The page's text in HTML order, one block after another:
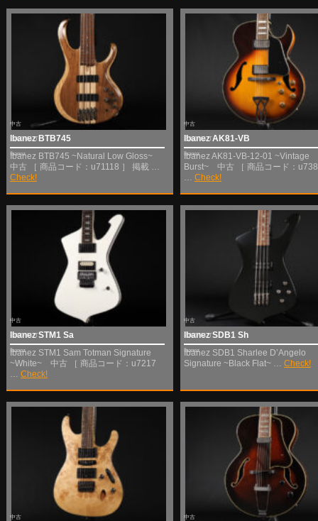
Ibanez BTB745
中古
SOLD OUT
Ibanez
Ibanez BTB745 ~Natural Low Gloss~
中古 ［ 商品コード：u71118 ］ 掲載 …
Check!
Ibanez AK81-VB
中古
SOLD OUT
Ibanez
Ibanez AK81-VB-12-01 ~Vintage
Burst~ 中古 ［ 商品コード：
Check!
Ibanez STM1 Sa
中古
SOLD OUT
Ibanez
Ibanez STM1 Sam Totman Signature
~White~ 中古 ［ 商品コード：u7217
Check!
Ibanez SDB1 Sh
中古
SOLD OUT
Ibanez
Ibanez SDB1 Sharlee D’Angelo
Signature ~Black Flat~ … Check!
中古 中古